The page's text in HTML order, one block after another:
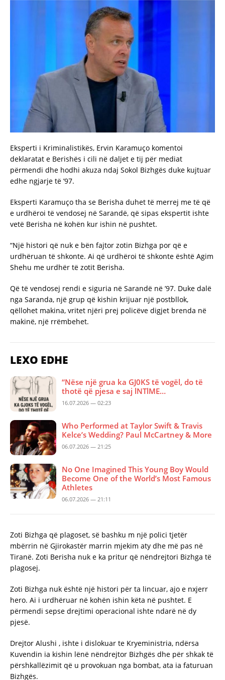
Eksperti i Kriminalistikës, Ervin Karamuço komentoi
deklaratat e Berishës i cili në daljet e tij për mediat
përmendi dhe hodhi akuza ndaj Sokol Bizhgës duke kujtuar
edhe ngjarje të ’97.
Eksperti Karamuço tha se Berisha duhet të merrej me të që
e urdhëroi të vendosej në Sarandë, që sipas ekspertit ishte
vetë Berisha në kohën kur ishin në pushtet.
“Një histori që nuk e bën fajtor zotin Bizhga por që e
urdhëruan të shkonte. Ai që urdhëroi të shkonte është Agim
Shehu me urdhër të zotit Berisha.
Që të vendosej rendi e siguria në Sarandë në ’97. Duke dalë
nga Saranda, një grup që kishin krijuar një postbllok,
qëllohet makina, vritet njëri prej policëve digjet brenda në
makinë, një rrëmbehet.
LEXO EDHE
“Nëse një grua ka GJ0KS të vogël, do të
thotë që pjesa e saj lNTlME…
16.07.2026 — 02:23
Who Performed at Taylor Swift & Travis
Kelce’s Wedding? Paul McCartney & More
06.07.2026 — 21:25
No One Imagined This Young Boy Would
Become One of the World’s Most Famous
Athletes
06.07.2026 — 21:11
Zoti Bizhga që plagoset, së bashku m një polici tjetër
mbërrin në Gjirokastër marrin mjekim aty dhe më pas në
Tiranë. Zoti Berisha nuk e ka pritur që nëndrejtori Bizhga të
plagosej.
Zoti Bizhga nuk është një histori për ta lincuar, ajo e nxjerr
hero. Ai i urdhëruar në kohën ishin këta në pushtet. E
përmendi sepse drejtimi operacional ishte ndarë në dy
pjesë.
Drejtor Alushi , ishte i dislokuar te Kryeministria, ndërsa
Kuvendin ia kishin lënë nëndrejtor Bizhgës dhe për shkak të
përshkallëzimit që u provokuan nga bombat, ata ia faturuan
Bizhgës.